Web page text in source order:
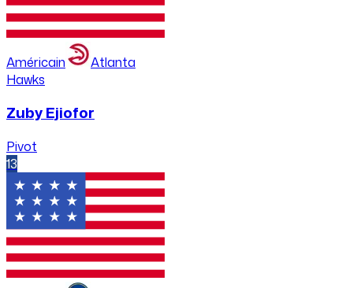
Américain
Atlanta
Hawks
Zuby Ejiofor
Pivot
13